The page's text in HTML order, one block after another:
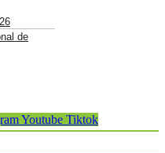
de
Youtube Tiktok